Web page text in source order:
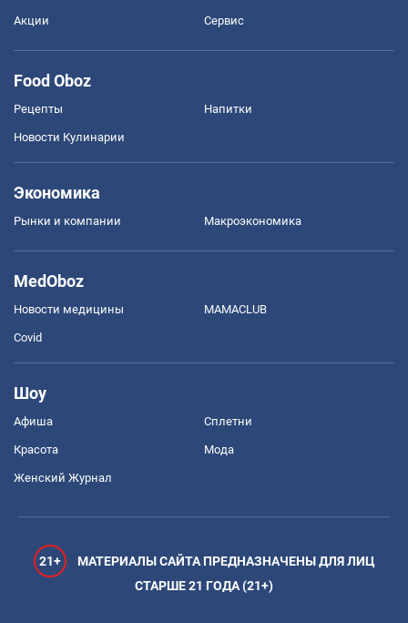
Акции Сервис
Food Oboz
Рецепты Напитки
Новости Кулинарии
Экономика
Рынки и компании Mакроэкономика
MedOboz
Новости медицины MAMACLUB
Covid
Шоу
Афиша Сплетни
Красота Мода
Женский Журнал
21+
МАТЕРИАЛЫ САЙТА ПРЕДНАЗНАЧЕНЫ ДЛЯ ЛИЦ
СТАРШЕ 21 ГОДА (21+)